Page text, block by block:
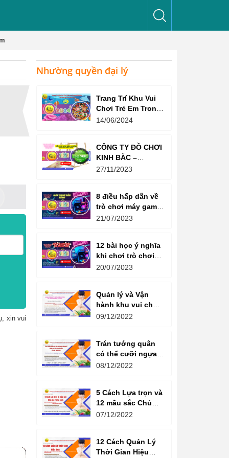
xin vui
Nhường quyền đại lý
Trang Trí Khu Vui
Chơi Trẻ Em Trong
Nhà Như Thế Nào
14/06/2024
CÔNG TY ĐỒ CHƠI
KINH BẮC –
CHỨNG CHỈ ISO
27/11/2023
8 điều hấp dẫn về
trò chơi máy game
bắn súng
21/07/2023
12 bài học ý nghĩa
khi chơi trò chơi
máy game đua xe
20/07/2023
Quản lý và Vận
hành khu vui chơi
giải trí -
amusement parks
09/12/2022
Trán tướng quân
có thể cưỡi ngựa,
Bụng tể tướng có
08/12/2022
5 Cách Lựa trọn và
12 mầu sắc Chủ
đạo Tương sinh
năng lượng
07/12/2022
12 Cách Quản Lý
Thời Gian Hiệu